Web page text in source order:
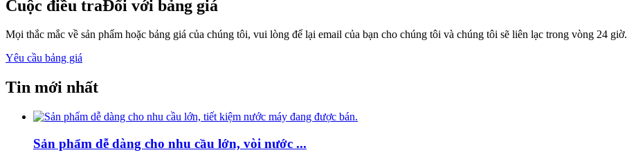
Cuộc điều traĐối với bảng giá
Mọi thắc mắc về sản phẩm hoặc bảng giá của chúng tôi, vui lòng để lại email của bạn cho chúng tôi và chúng tôi sẽ liên lạc trong vòng 24 giờ.
Yêu cầu bảng giá
Tin mới nhất
Sản phẩm dễ dàng cho nhu cầu lớn, vòi nước ...